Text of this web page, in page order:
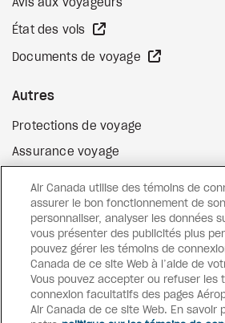
Avis aux voyageurs
État des vols
Documents de voyage
Autres
Protections de voyage
Assurance voyage
Surclassement de vol
Cartes-cadeaux Site Web externe
Facebook
©2026Vacances Air
Air Canada utilise des témoins de
assurer le bon fonctionnement de
personnaliser, analyser les données
vous présenter des publicités plus
pouvez gérer les témoins de
Canada de ce site Web à l’aide de
Vous pouvez accepter ou refuser les
connexion facultatifs des pages
Air Canada de ce site Web. En savoir